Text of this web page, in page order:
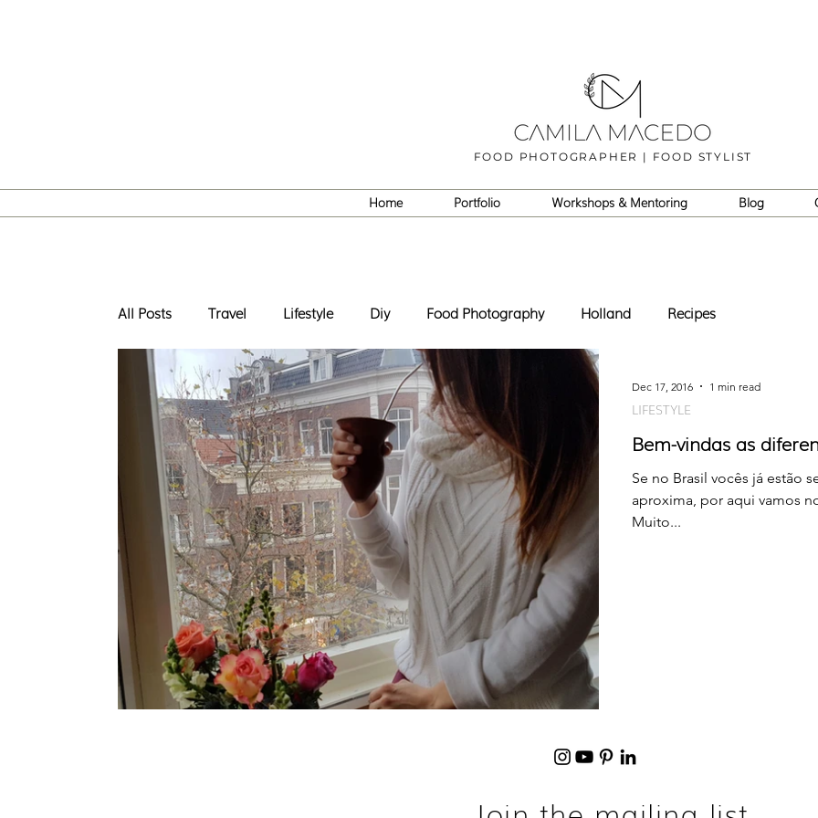
FOOD PHOTOGRAPHER | FOOD STYLIST
Home Portfolio Workshops & Mentoring Blog
All Posts Travel Lifestyle Diy Food Photography Holland Recipes
Bem-vindas as
Se no Brasil vocês já estão
aproxima, por aqui vamos
Muito...
LIFESTYLE
Dec 17, 2016 1 min read